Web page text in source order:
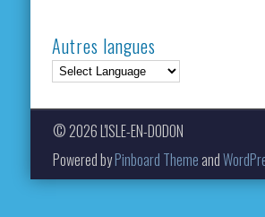
Autres langues
© 2026 L'ISLE-EN-DODON
Powered byPinboard Theme and